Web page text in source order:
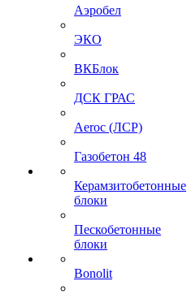
Аэробел
ЭКО
ВКБлок
ДСК ГРАС
Aeroc (ЛСР)
Газобетон 48
Керамзитобетонные
блоки
Пескобетонные
блоки
Bonolit